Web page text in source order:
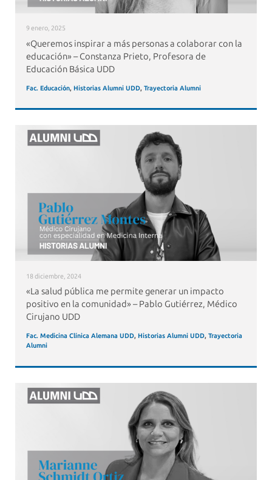
9 enero, 2025
«Queremos inspirar a más personas a colaborar con la
educación» – Constanza Prieto, Profesora de
Educación Básica UDD
Fac. Educación, Historias Alumni UDD, Trayectoria Alumni
18 diciembre, 2024
«La salud pública me permite generar un impacto
positivo en la comunidad» – Pablo Gutiérrez, Médico
Cirujano UDD
Fac. Medicina Clínica Alemana UDD, Historias Alumni UDD, Trayectoria
Alumni